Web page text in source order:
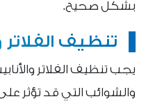
بشكل صحيح.
تنظيف الفلاتر
يجب تنظيف الفلاتر
والشوائب التي قد تؤثر